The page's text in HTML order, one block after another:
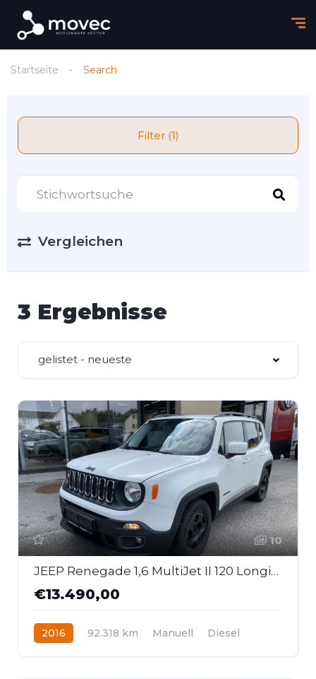
Startseite Search
Filter (1)
Vergleichen
3 Ergebnisse
gelistet - neueste
10
JEEP Renegade 1,6 MultiJet II 120 Longitude
€13.490,00
2016 92.318 km Manuell
Diesel